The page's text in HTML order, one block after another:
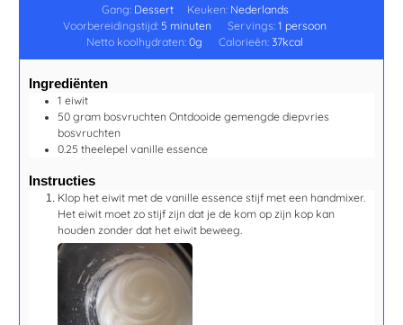
Gang: Dessert Keuken: Nederlands
Voorbereidingstijd: 5 minuten Servings: 1 persoon
Netto koolhydraten:0g Calorieën: 37kcal
Ingrediënten
1 eiwit
50 gram bosvruchten Ontdooide gemengde diepvries
bosvruchten
0.25 theelepel vanille essence
Instructies
Klop het eiwit met de vanille essence stijf met een handmixer.
Het eiwit moet zo stijf zijn dat je de kom op zijn kop kan
houden zonder dat het eiwit beweeg.